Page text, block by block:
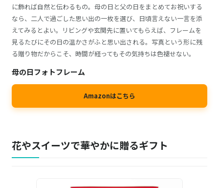
に飾れば自然と伝わるもの。母の日と父の日をまとめてお祝いする
なら、二人で過ごした思い出の一枚を選び、日頃言えない一言を添
えてみるとよい。リビングや玄関先に置いてもらえば、フレームを
見るたびにその日の温かさがふと思い出される。写真という形に残
る贈り物だからこそ、時間が経ってもその気持ちは色褪せない。
母の日フォトフレーム
Amazonはこちら
花やスイーツで華やかに贈るギフト